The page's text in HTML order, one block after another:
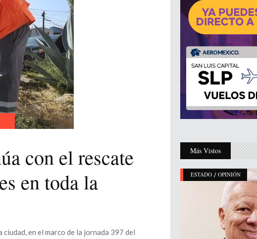
con el rescate
en toda la
en el marco de la jornada 397 del
Más Vistos
ESTADO / OPINIÓN